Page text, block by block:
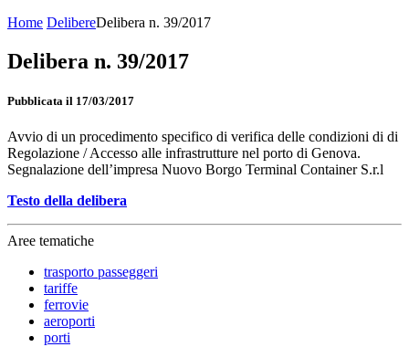
Home DelibereDelibera n. 39/2017
Delibera n. 39/2017
Pubblicata il 17/03/2017
Avvio di un procedimento specifico di verifica delle condizioni di di
Regolazione / Accesso alle infrastrutture nel porto di Genova.
Segnalazione dell’impresa Nuovo Borgo Terminal Container S.r.l
Testo della delibera
Aree tematiche
trasporto passeggeri
tariffe
ferrovie
aeroporti
porti